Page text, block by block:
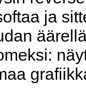
ja